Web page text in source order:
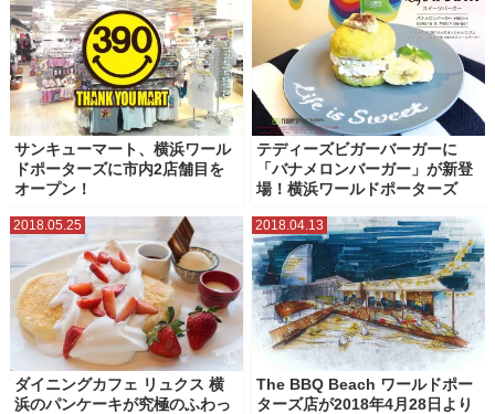
サンキューマート、横浜ワール
ドポーターズに市内2店舗目を
オープン！
テディーズビガーバーガーに
「バナメロンバーガー」が新登
場！横浜ワールドポーターズ
2018.05.25
ダイニングカフェ リュクス 横
浜のパンケーキが究極のふわっ
2018.04.13
The BBQ Beach ワールドポー
ターズ店が2018年4月28日より